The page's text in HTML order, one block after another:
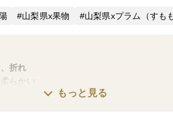
山梨県x果物 山梨県xプラム（すもも
折れ
らかい
もっと見る